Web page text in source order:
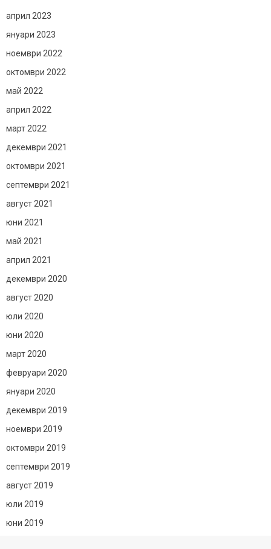
април 2023
януари 2023
ноември 2022
октомври 2022
май 2022
април 2022
март 2022
декември 2021
октомври 2021
септември 2021
август 2021
юни 2021
май 2021
април 2021
декември 2020
август 2020
юли 2020
юни 2020
март 2020
февруари 2020
януари 2020
декември 2019
ноември 2019
октомври 2019
септември 2019
август 2019
юли 2019
юни 2019